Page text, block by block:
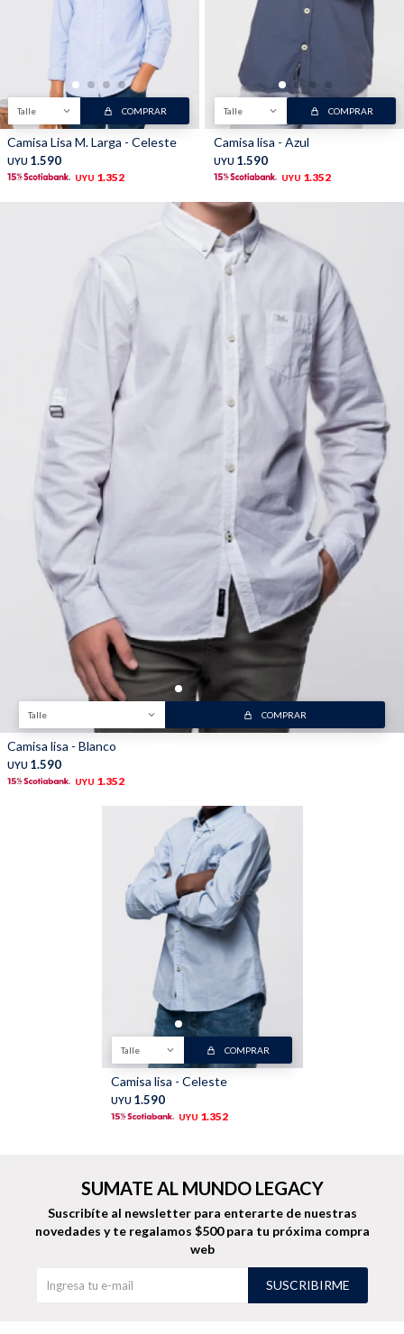
Talle COMPRAR
Camisa Lisa M. Larga - Celeste
UYU 1.590
UYU 1.352
Talle COMPRAR
Camisa lisa - Azul
UYU 1.590
UYU 1.352
Talle COMPRAR
Camisa lisa - Blanco
UYU 1.590
UYU 1.352
Talle COMPRAR
Camisa lisa - Celeste
UYU 1.590
UYU 1.352
SUMATE AL MUNDO LEGACY
Suscribíte al newsletter para enterarte de nuestras
novedades y te regalamos $500 para tu próxima compra
web
SUSCRIBIRME
Bolsos y valijas Accesorios
TALLES GRANDES Uniformes empresariales
Canjear mis puntos
Juntá puntos Friends
Locales
Cómo comprar
Envíos, cambios y devoluciones
Trabaja con nosotros
Contacto